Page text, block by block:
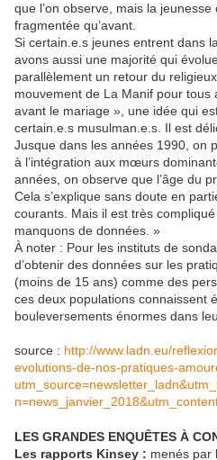
que l’on observe, mais la
fragmentée qu’avant.
Si certain.e.s jeunes entrent dans la
avons aussi une majorité qui
parallèlement un retour du
mouvement de La Manif pour
avant le mariage », une idée qui
certain.e.s musulman.e.s. Il est
Jusque dans les années 1990, on
à l’intégration aux mœurs
années, on observe que l’âge du
Cela s’explique sans doute en
courants. Mais il est très
manquons de données. »
À noter : Pour les instituts de
d’obtenir des données sur les
(moins de 15 ans) comme des
ces deux populations connaissent
bouleversements énormes dans
source : http://www.ladn.eu/
evolutions-de-nos-pratiques-
LES GRANDES ENQUÊTES À
Les rapports Kinsey : menés par